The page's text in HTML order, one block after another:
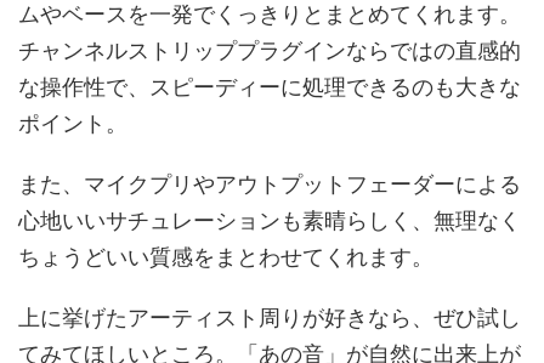
ムやベースを一発でくっきりとまとめてくれます。
チャンネルストリッププラグインならではの直感的
な操作性で、スピーディーに処理できるのも大きな
ポイント。
また、マイクプリやアウトプットフェーダーによる
心地いいサチュレーションも素晴らしく、無理なく
ちょうどいい質感をまとわせてくれます。
上に挙げたアーティスト周りが好きなら、ぜひ試し
てみてほしいところ。「あの音」が自然に出来上が